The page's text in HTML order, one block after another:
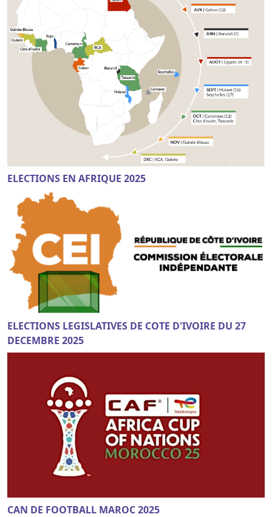
ELECTIONS EN AFRIQUE 2025
ELECTIONS LEGISLATIVES DE COTE D'IVOIRE DU 27
DECEMBRE 2025
CAN DE FOOTBALL MAROC 2025